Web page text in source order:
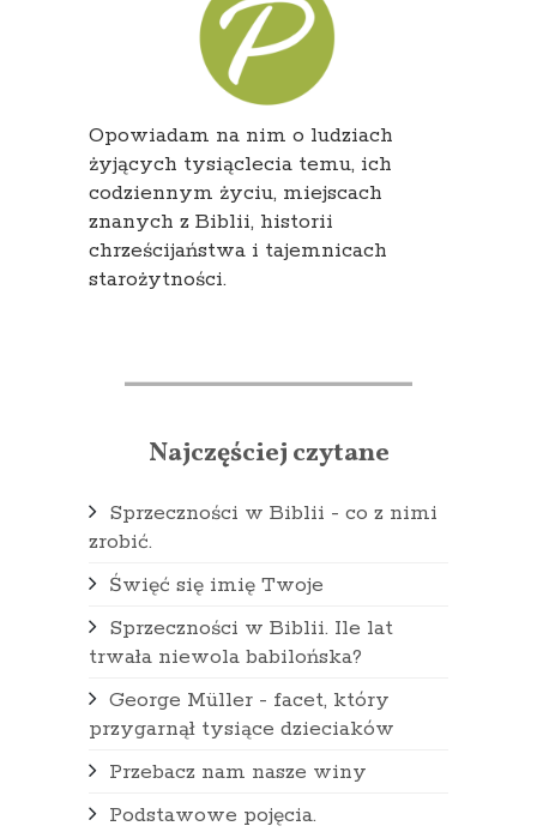
Opowiadam na nim o ludziach
żyjących tysiąclecia temu, ich
codziennym życiu, miejscach
znanych z Biblii, historii
chrześcijaństwa i tajemnicach
starożytności.
Najczęściej czytane
Sprzeczności w Biblii - co z nimi
zrobić.
Święć się imię Twoje
Sprzeczności w Biblii. Ile lat
trwała niewola babilońska?
George Müller - facet, który
przygarnął tysiące dzieciaków
Przebacz nam nasze winy
Podstawowe pojęcia.